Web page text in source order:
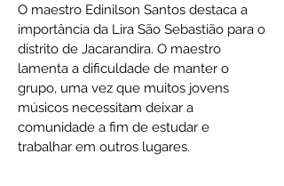
O maestro Edinilson Santos destaca a
importância da Lira São Sebastião para o
distrito de Jacarandira. O maestro
lamenta a dificuldade de manter o
grupo, uma vez que muitos jovens
músicos necessitam deixar a
comunidade a fim de estudar e
trabalhar em outros lugares.